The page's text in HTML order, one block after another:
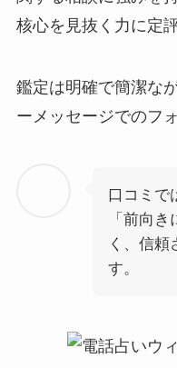
核心を見抜く力に定
鑑定は明確で簡潔な
ーメッセージでのフ
口コミで
「前向
く、信頼
す。